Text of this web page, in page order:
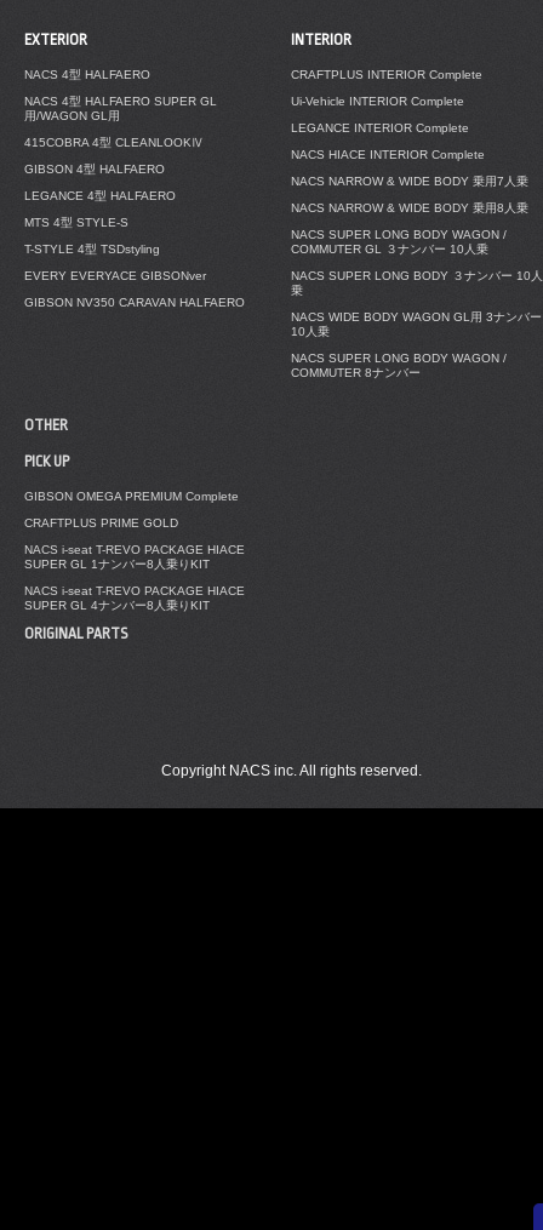
EXTERIOR
NACS 4型 HALFAERO
NACS 4型 HALFAERO SUPER GL
用/WAGON GL用
415COBRA 4型 CLEANLOOKⅣ
GIBSON 4型 HALFAERO
LEGANCE 4型 HALFAERO
MTS 4型 STYLE-S
T-STYLE 4型 TSDstyling
EVERY EVERYACE GIBSONver
GIBSON NV350 CARAVAN HALFAERO
INTERIOR
CRAFTPLUS INTERIOR Complete
Ui-Vehicle INTERIOR Complete
LEGANCE INTERIOR Complete
NACS HIACE INTERIOR Complete
NACS NARROW & WIDE BODY 乗用7人乗
NACS NARROW & WIDE BODY 乗用8人乗
NACS SUPER LONG BODY WAGON /
COMMUTER GL ３ナンバー 10人乗
NACS SUPER LONG BODY ３ナンバー 10人
乗
NACS WIDE BODY WAGON GL用 3ナンバー
10人乗
NACS SUPER LONG BODY WAGON /
COMMUTER 8ナンバー
OTHER
PICK UP
GIBSON OMEGA PREMIUM Complete
CRAFTPLUS PRIME GOLD
NACS i-seat T-REVO PACKAGE HIACE
SUPER GL 1ナンバー8人乗りKIT
NACS i-seat T-REVO PACKAGE HIACE
SUPER GL 4ナンバー8人乗りKIT
ORIGINAL PARTS
Copyright NACS inc. All rights reserved.